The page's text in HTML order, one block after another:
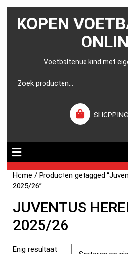
KOPEN
Voetbaltenue kind met
Home / Producten getagged
2025/26”
JUVENTUS
2025/26
Enig resultaat